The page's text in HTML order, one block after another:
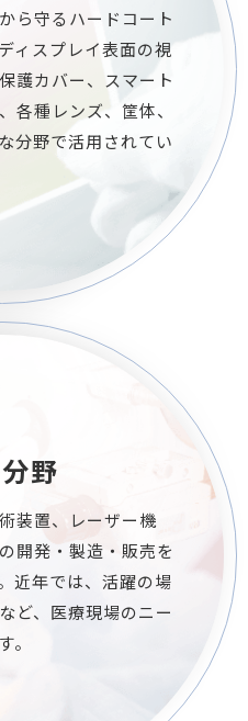
ら守るハードコート
ィスプレイ表面の視
護カバー、スマート
各種レンズ、筐体、
分野で活用されてい
野
装置、レーザー機
開発・製造・販売を
近年では、活躍の場
ど、医療現場のニー
。